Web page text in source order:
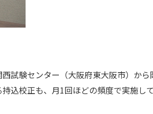
試験センター（大阪府東大阪市）か
込校正も、月1回ほどの頻度で実施して